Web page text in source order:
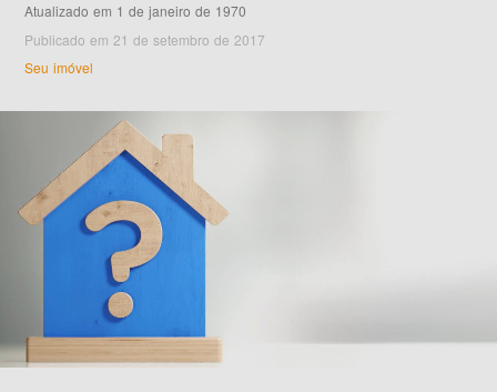
Simule seu consórcio
Atualizado em 1 de janeiro de 1970
Publicado em 21 de setembro de 2017
Seu imóvel